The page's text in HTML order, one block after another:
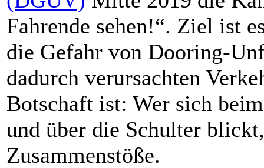
Fahrende sehen!“. Ziel ist
die Gefahr von Dooring-
dadurch verursachten
Botschaft ist: Wer sich
und über die Schulter
Zusammenstöße.